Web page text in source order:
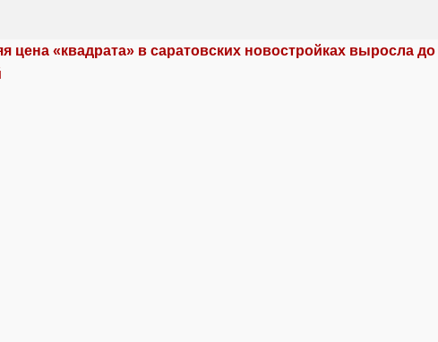
цена «квадрата» в саратовских новостройках выросла